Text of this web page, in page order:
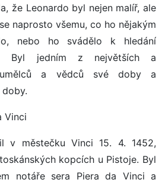
že Leonardo byl nejen malíř, ale
naprosto všemu, co ho nějakým
nebo ho svádělo k hledání
Byl jedním z největších a
umělců a vědců své doby a
Vinci
v městečku Vinci 15. 4. 1452,
kopcích u Pistoje. Byl
notáře sera Piera da Vinci a